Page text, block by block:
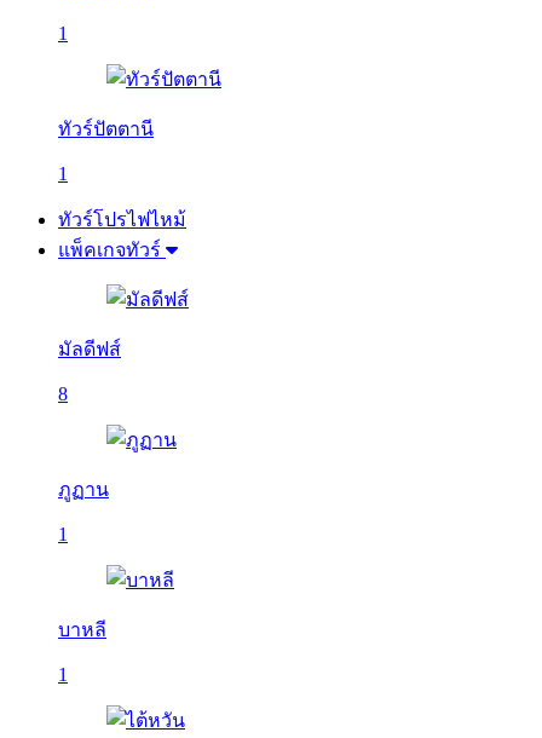
1
ทัวร์ปัตตานี
1
ทัวร์โปรไฟไหม้
แพ็คเกจทัวร์
มัลดีฟส์
8
ภูฏาน
1
บาหลี
1